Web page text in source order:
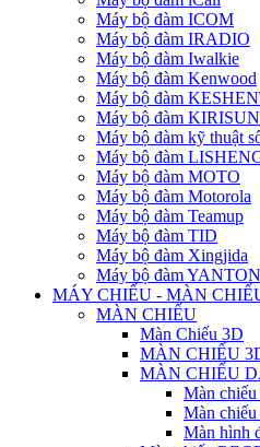
Máy bộ đàm ICOM
Máy bộ đàm IRADIO
Máy bộ đàm Iwalkie
Máy bộ đàm Kenwood
Máy bộ đàm
Máy bộ đàm KIRISUN
Máy bộ đàm kỹ thuật
Máy bộ đàm
Máy bộ đàm MOTO
Máy bộ đàm Motorola
Máy bộ đàm Teamup
Máy bộ đàm TID
Máy bộ đàm Xingjida
Máy bộ đàm YANTON
MÁY CHIẾU - MÀN
MÀN CHIẾU
Màn Chiếu 3D
MÀN CHIẾU
MÀN CHIẾU
Màn
Màn
Màn hình